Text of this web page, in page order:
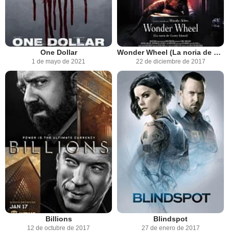
One Dollar
1 de mayo de 2021
Wonder Wheel (La noria de Coney Island)
22 de diciembre de 2017
Billions
12 de octubre de 2017
Blindspot
27 de enero de 2017